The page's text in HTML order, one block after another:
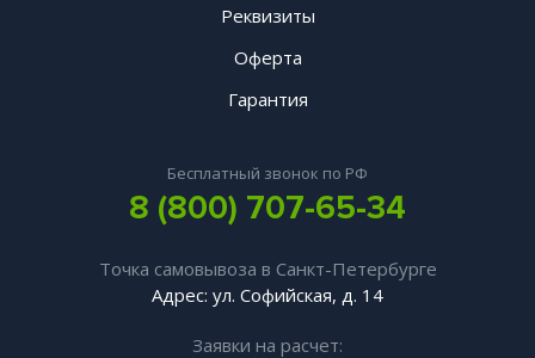
Реквизиты
Оферта
Гарантия
Бесплатный звонок по РФ
8 (800) 707-65-34
Точка самовывоза в Санкт-Петербурге
Адрес: ул. Софийская, д. 14
Заявки на расчет: